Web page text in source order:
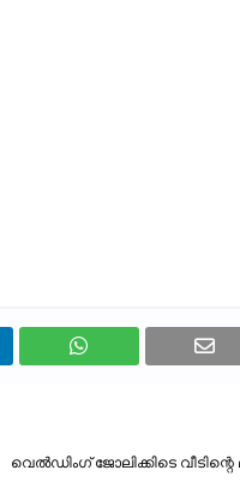
വെൽഡിംഗ് ജോലിക്കിടെ